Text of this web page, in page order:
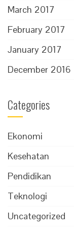
March 2017
February 2017
January 2017
December 2016
Categories
Ekonomi
Kesehatan
Pendidikan
Teknologi
Uncategorized